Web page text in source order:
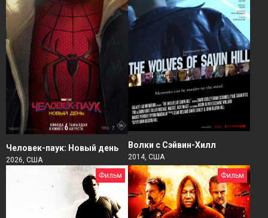
Человек-паук: Новый день
2026, США
Волки с Сэйвин-Хилл
2014, США
Фильм Фильм